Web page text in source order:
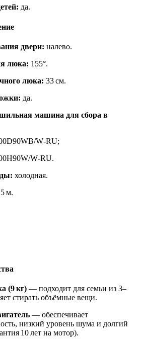
да.
двери: налево.
люка: 155°.
люка: 33 см.
да.
машина для сбора в
W‑RU;
W‑RU.
холодная.
м.
(9 кг) — подходит для семьи из 3–
стирать объёмные вещи.
— обеспечивает
низкий уровень шума и долгий
10 лет на мотор).